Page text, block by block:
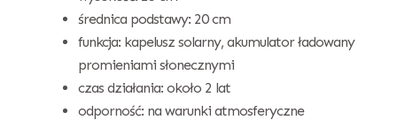
średnica podstawy: 20 cm
funkcja: kapelusz solarny, akumulator ładowany
promieniami słonecznymi
czas działania: około 2 lat
odporność: na warunki atmosferyczne